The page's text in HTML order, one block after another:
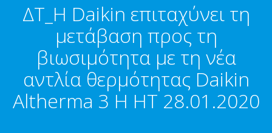
ΔΤ_Η Daikin επιταχύνει τη
μετάβαση προς τη
βιωσιμότητα με τη νέα
αντλία θερμότητας Daikin
Altherma 3 H HT 28.01.2020